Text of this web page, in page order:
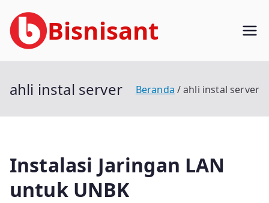
ke
konten
Bisnisant
ahli instal server Beranda ahli instal server
Instalasi Jaringan LAN
untuk UNBK